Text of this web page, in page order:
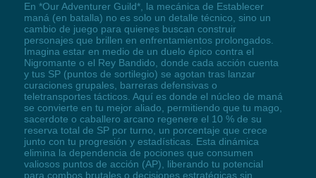
En *Our Adventurer Guild*, la mecánica de Establecer
maná (en batalla) no es solo un detalle técnico, sino un
cambio de juego para quienes buscan construir
personajes que brillen en enfrentamientos prolongados.
Imagina estar en medio de un duelo épico contra el
Nigromante o el Rey Bandido, donde cada acción cuenta
y tus SP (puntos de sortilegio) se agotan tras lanzar
curaciones grupales, barreras defensivas o
teletransportes tácticos. Aquí es donde el núcleo de maná
se convierte en tu mejor aliado, permitiendo que tu mago,
sacerdote o caballero arcano regenere el 10 % de su
reserva total de SP por turno, un porcentaje que crece
junto con tu progresión y estadísticas. Esta dinámica
elimina la dependencia de pociones que consumen
valiosos puntos de acción (AP), liberando tu potencial
para combos brutales o decisiones estratégicas sin